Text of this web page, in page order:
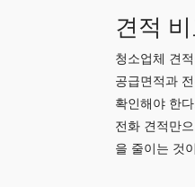
견적
청소업체 견
공급면적과
확인해야 한다.
전화 견적만
을 줄이는 것